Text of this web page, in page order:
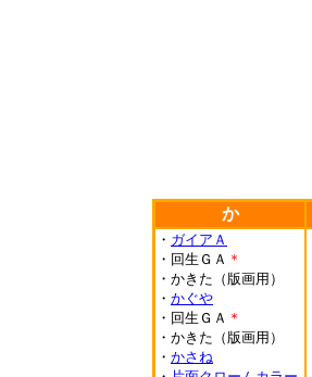
か
・ ガイアＡ
・回生ＧＡ ＊
・かきた（版画用）
・ かぐや
・回生ＧＡ ＊
・かきた（版画用）
・ かさね